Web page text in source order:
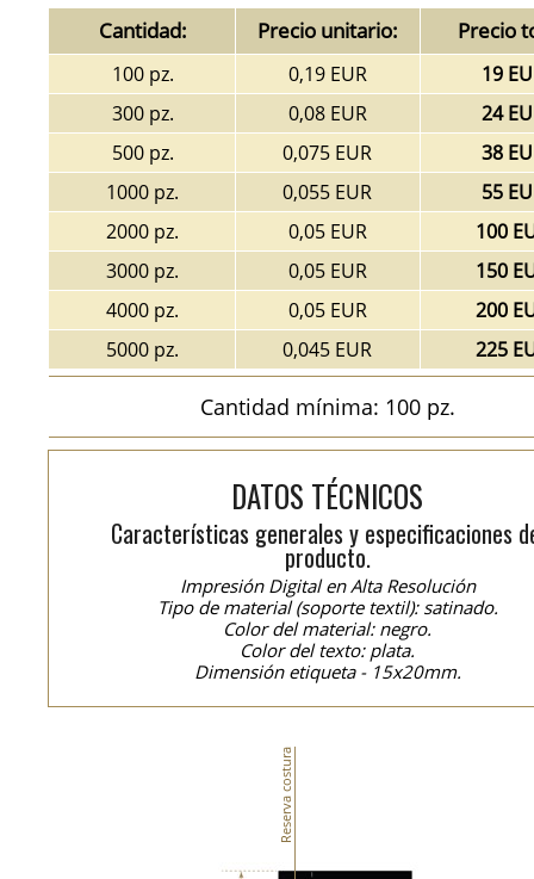
Cantidad: Precio unitario: Precio
100 pz. 0,19 EUR
19
300 pz.
0,08 EUR
24
500 pz.
0,075 EUR
38
1000 pz.
0,055 EUR
55
2000 pz.
0,05 EUR
100
3000 pz.
0,05 EUR
150
4000 pz.
0,05 EUR
200
5000 pz.
0,045 EUR 225
Cantidad mínima: 100 pz.
DATOS TÉCNICOS
Características generales y especificaciones
producto.
Impresión Digital en Alta Resolución
Tipo de material (soporte textil): satinado.
Color del material: negro.
Color del texto: plata.
Dimensión etiqueta - 15x20mm.
Reserva costura